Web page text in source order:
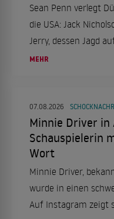
Sean Penn verlegt
die USA: Jack
Jerry, dessen Jagd
Obsession wird. Ein
MEHR
07.08.2026
Minnie Driver
Schauspielerin
Wort
Minnie Driver,
wurde in einen
Auf Instagram zeigt